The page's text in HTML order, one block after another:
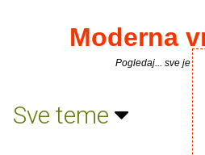
Moderna
Pogledaj... sve je
Sve teme